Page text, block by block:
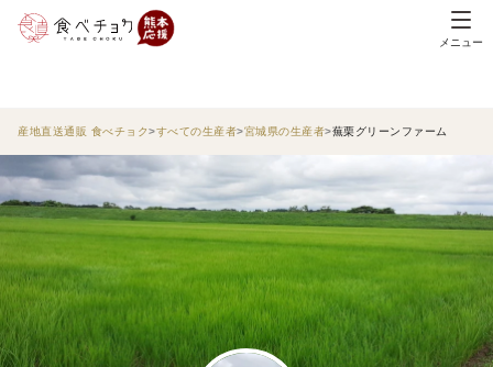
メニュー
産地直送通販 食べチョク すべての生産者 宮城県の生産者 蕪栗グリーンファーム